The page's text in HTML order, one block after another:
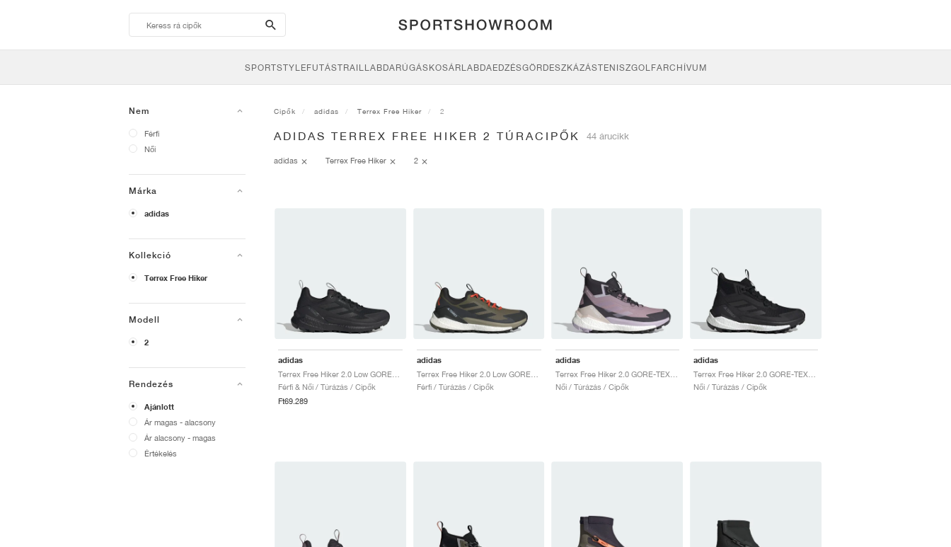
search-
btn
SPORTSTYLEFUTÁSTRAILLABDARÚGÁSKOSÁRLABDAEDZÉSGÖRDESZKÁZÁSTENISZGOLFARCHÍVUM
Nem
Férfi
Női
Márka
adidas
Kollekció
Terrex Free Hiker
Modell
2
Rendezés
Ajánlott
Ár magas - alacsony
Ár alacsony - magas
Értékelés
Cipők adidas Terrex Free Hiker 2
ADIDAS TERREX FREE HIKER 2 TÚRACIPŐK 44 árucikk
adidas Terrex Free Hiker 2
adidas
Férfi & Női / Túrázás / Cipők
Ft69.289
adidas
Terrex Free Hiker 2.0 Low GORE-TEX "Olive Strata & Core Black"
Férfi / Túrázás / Cipők
adidas
Terrex Free Hiker 2.0 GORE-TEX "Preloved Fig & Silver Dawn"
Női / Túrázás / Cipők
adidas
Női / Túrázás / Cipők